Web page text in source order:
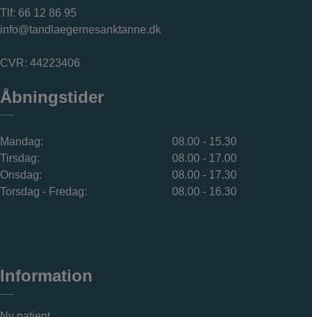
Tlf: 66 12 86 95
info@tandlaegernesanktanne.dk
CVR: 44223406
Åbningstider
Mandag:
08.00 - 15.30
Tirsdag:
08.00 - 17.00
Onsdag:
08.00 - 17.30
Torsdag - Fredag:
08.00 - 16.30
Information